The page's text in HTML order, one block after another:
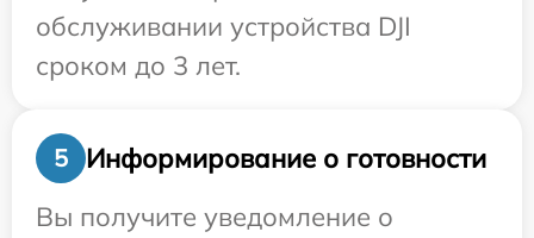
обслуживании устройства DJI
сроком до 3 лет.
5
Информирование о готовности
Вы получите уведомление о